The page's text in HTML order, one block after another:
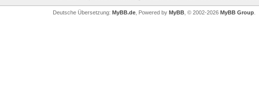
Deutsche Übersetzung: MyBB.de, Powered by MyBB, © 2002-2026 MyBB Group.